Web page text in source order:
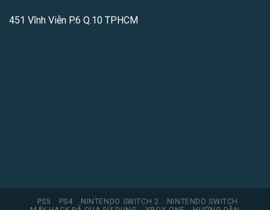
451 Vĩnh Viễn P.6 Q.10 TPHCM
PS5 PS4 NINTENDO SWITCH 2
NINTENDO SWITCH